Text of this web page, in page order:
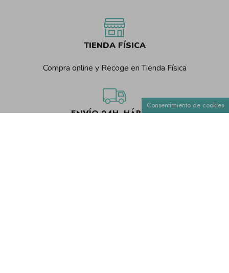
TIENDA FÍSICA
Compra online y Recoge en Tienda Física
ENVÍO 24H. HÁBILES
Consentimiento de cookies